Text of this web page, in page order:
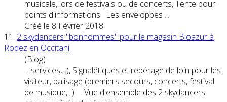
musicale, lors de festivals ou de concerts, Tente pour
points d'informations. Les enveloppes ...
Créé le 8 Février 2018
11. 2 skydancers "bonhommes" pour le magasin Bioazur à
Rodez en Occitani
(Blog)
... services,...), Signalétiques et repérage de loin pour les
visiteur, balisage (premiers secours, concerts, festival
de musique,...). Vue d'ensemble des 2 skydancers